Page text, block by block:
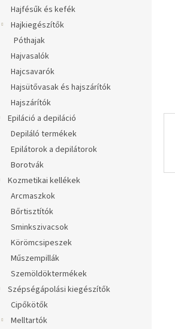
Hajfésűk és kefék
Hajkiegészítők
Póthajak
Hajvasalók
Hajcsavarók
Hajsütővasak és hajszárítók
Hajszárítók
Epiláció a depiláció
Depiláló termékek
Epilátorok a depilátorok
Borotvák
Kozmetikai kellékek
Arcmaszkok
Bőrtisztítók
Sminkszivacsok
Körömcsipeszek
Műszempillák
Szemöldöktermékek
Szépségápolási kiegészítők
Cipőkötők
Melltartók